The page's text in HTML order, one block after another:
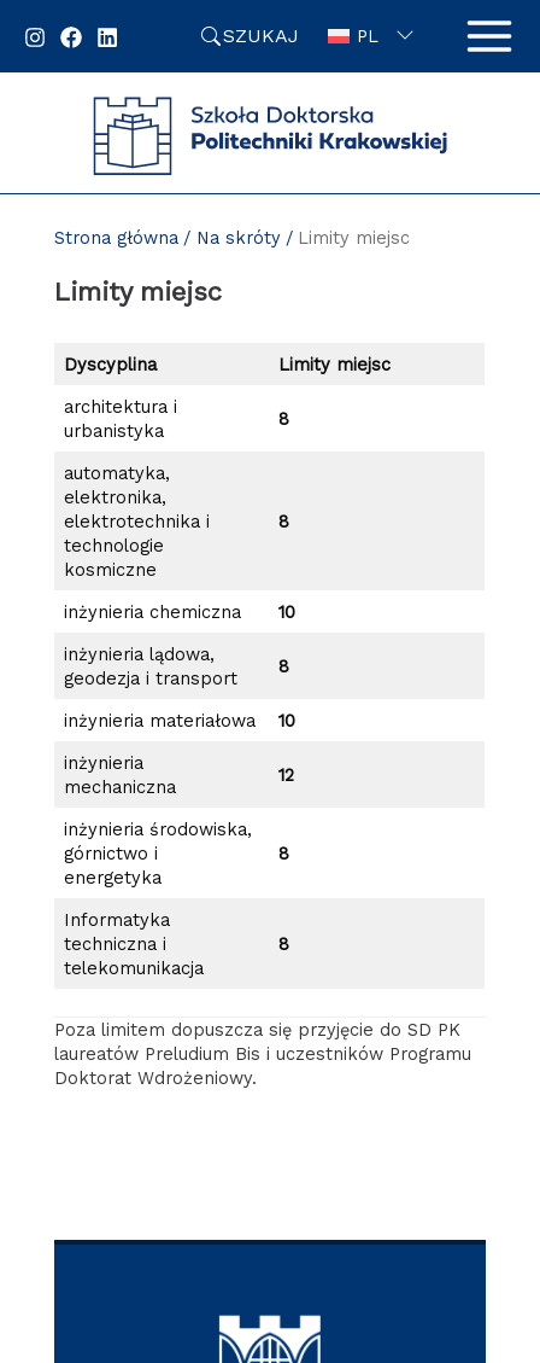
SZUKAJ PL
Strona główna Na skróty Limity miejsc
Limity miejsc
Dyscyplina
Limity miejsc
architektura i
urbanistyka
8
automatyka,
elektronika,
elektrotechnika i
technologie
kosmiczne
8
inżynieria chemiczna
10
inżynieria lądowa,
geodezja i transport
8
inżynieria materiałowa
10
inżynieria
mechaniczna
12
inżynieria środowiska,
górnictwo i
energetyka
8
Informatyka
techniczna i
telekomunikacja
8
Poza limitem dopuszcza się przyjęcie do SD PK
laureatów Preludium Bis i uczestników Programu
Doktorat Wdrożeniowy.